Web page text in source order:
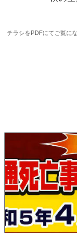
チラシをPDFにてご覧に